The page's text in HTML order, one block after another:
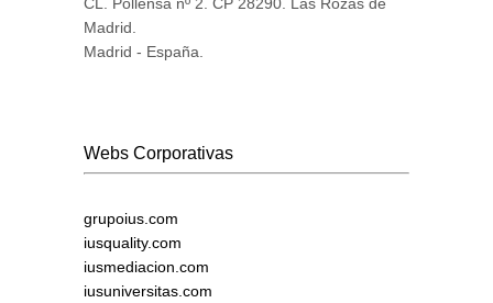
Madrid.
Madrid - España.
Webs Corporativas
grupoius.com
iusquality.com
iusmediacion.com
iusuniversitas.com